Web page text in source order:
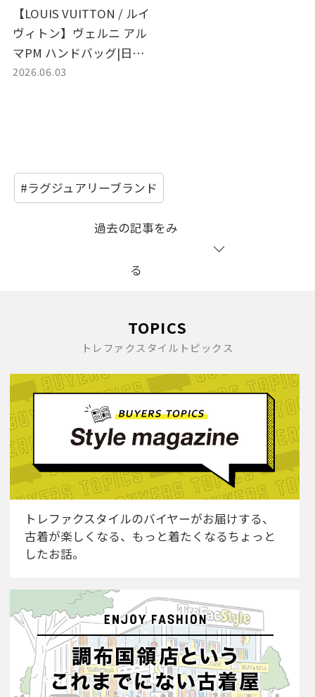
【LOUIS VUITTON / ルイ
ヴィトン】ヴェルニ アル
マPM ハンドバッグ|日常
を艶やかに彩る深美色ア
2026.06.03
#ラグジュアリーブランド
過去の記事をみ
る
TOPICS
トレファクスタイルトピックス
トレファクスタイルのバイヤーがお届けする、
古着が楽しくなる、もっと着たくなるちょっと
したお話。